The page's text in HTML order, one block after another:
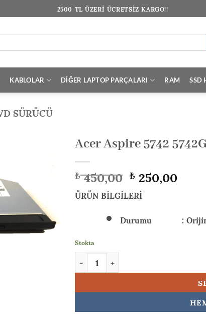
2500 TL ÜZERİ ÜCRETSİZ KARGO!!
KABLOLAR DİĞER LAPTOP PARÇALARI RAM SSD
SÜRÜCÜ
Acer Aspire 5742
₺450,00 Orijinal
fiyat:
₺ 450,00.
₺250,00Şuandaki
₺
ÜRÜN BİLGİLERİ
Durumu :
Stokta
Acer Aspire 5742 5742G 5742Z Dvd